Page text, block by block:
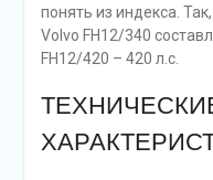
понять из индекса.
Volvo FH12/340
FH12/420 – 420 л.с.